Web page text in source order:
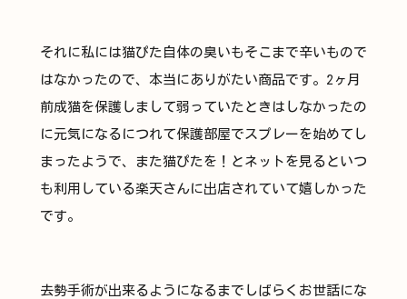
それに私には猫ぴた自体の臭いもそこまで辛いもので
はなかったので、本当にありがたい商品です。2ヶ月
前成猫を保護しまして弱っていたときはしなかったの
に元気になるにつれて保護部屋でスプレーを始めてし
まったようで、また猫ぴたを！とネットを見るといつ
も利用している楽天さんに出店されていて嬉しかった
です。
去勢手術が出来るようになるまでしばらくお世話にな